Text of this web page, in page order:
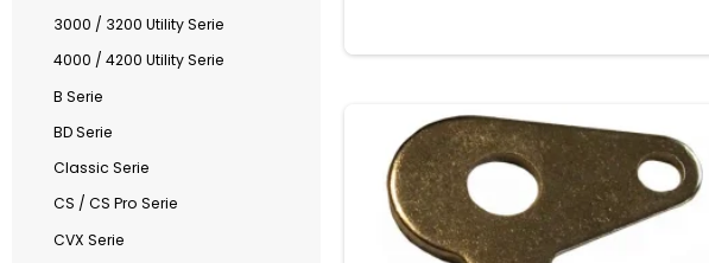
3000 / 3200 Utility Serie
4000 / 4200 Utility Serie
B Serie
BD Serie
Classic Serie
CS / CS Pro Serie
CVX Serie